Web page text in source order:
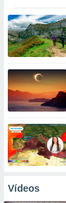
Vídeos